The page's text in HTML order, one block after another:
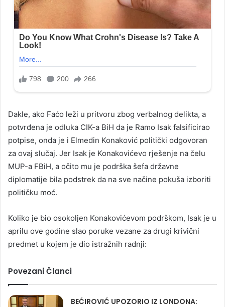
Dakle, ako Faćo leži u pritvoru zbog verbalnog delikta, a
potvrđena je odluka CIK-a BiH da je Ramo Isak falsificirao
potpise, onda je i Elmedin Konaković politički odgovoran
za ovaj slučaj. Jer Isak je Konakovićevo rješenje na čelu
MUP-a FBiH, a očito mu je podrška šefa državne
diplomatije bila podstrek da na sve načine pokuša izboriti
političku moć.
Koliko je bio osokoljen Konakovićevom podrškom, Isak je u
aprilu ove godine slao poruke vezane za drugi krivični
predmet u kojem je dio istražnih radnji:
Povezani Članci
BEĆIROVIĆ UPOZORIO IZ LONDONA: